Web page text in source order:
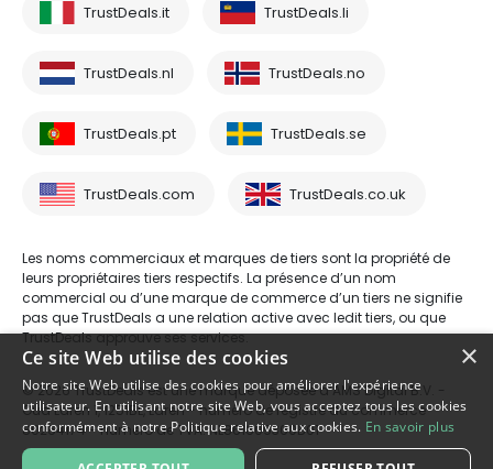
TrustDeals.it TrustDeals.li
TrustDeals.nl TrustDeals.no
TrustDeals.pt TrustDeals.se
TrustDeals.com TrustDeals.co.uk
Les noms commerciaux et marques de tiers sont la propriété de
leurs propriétaires tiers respectifs. La présence d’un nom
commercial ou d’une marque de commerce d’un tiers ne signifie
pas que TrustDeals a une relation active avec ledit tiers, ou que
TrustDeals approuve ses services.
© 2026 TrustDeals est une marque déposée d’AMS Digital B.V. -
Oud Laren 1, 1251BL, Laren - numéro de registre du commerce
80264174 - numéro de TVA: NL861609360B01
×
Ce site Web utilise des cookies
Notre site Web utilise des cookies pour améliorer l'expérience
utilisateur. En utilisant notre site Web, vous acceptez tous les cookies
conformément à notre Politique relative aux cookies. En savoir plus